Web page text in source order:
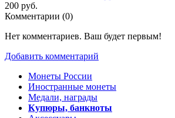
200 руб.
Комментарии (0)
Нет комментариев. Ваш будет первым!
Добавить комментарий
Монеты России
Иностранные монеты
Медали, награды
Купюры, банкноты